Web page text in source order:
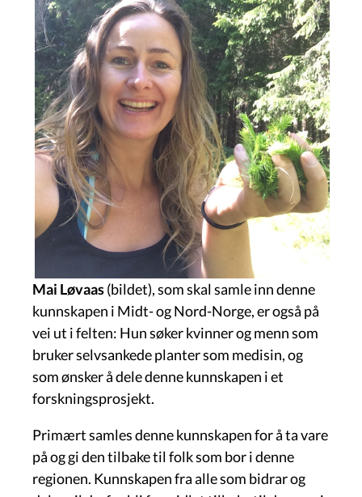
Mai Løvaas(bildet), som skal samle inn denne
kunnskapen i Midt- og Nord-Norge, er også på
vei ut i felten: Hun søker kvinner og menn som
bruker selvsankede planter som medisin, og
som ønsker å dele denne kunnskapen i et
forskningsprosjekt.
Primært samles denne kunnskapen for å ta vare
på og gi den tilbake til folk som bor i denne
regionen. Kunnskapen fra alle som bidrar og